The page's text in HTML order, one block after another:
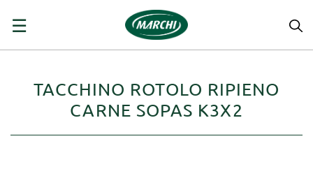
navigazione
☰
TACCHINO ROTOLO RIPIENO
CARNE SOPAS K3X2